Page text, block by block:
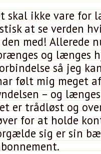
skal ikke vare for
at se verden
med! Allerede
og længes
så jeg
følt mig meget
– og
er trådløst og
for at holde
sig er sin